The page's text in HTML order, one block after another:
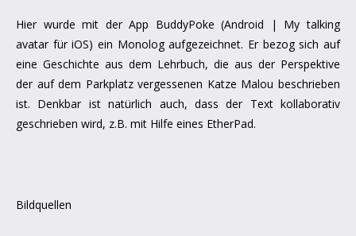
Hier wurde mit der App BuddyPoke (Android | My talking
avatar für iOS) ein Monolog aufgezeichnet. Er bezog sich auf
eine Geschichte aus dem Lehrbuch, die aus der Perspektive
der auf dem Parkplatz vergessenen Katze Malou beschrieben
ist. Denkbar ist natürlich auch, dass der Text kollaborativ
geschrieben wird, z.B. mit Hilfe eines EtherPad.
Bildquellen